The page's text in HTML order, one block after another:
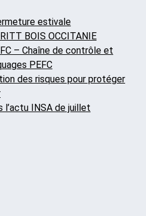
estivale
BOIS OCCITANIE
– Chaîne de contrôle et
PEFC
des risques pour protéger
l’actu INSA de juillet